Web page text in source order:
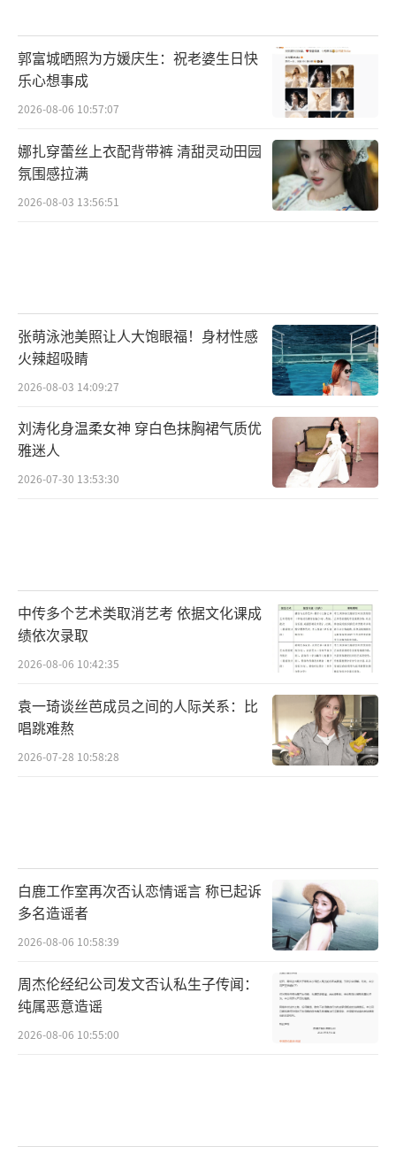
郭富城晒照为方媛庆生：祝老婆生日快
乐心想事成
2026-08-06 10:57:07
娜扎穿蕾丝上衣配背带裤 清甜灵动田园
氛围感拉满
2026-08-03 13:56:51
张萌泳池美照让人大饱眼福！身材性感
火辣超吸睛
2026-08-03 14:09:27
刘涛化身温柔女神 穿白色抹胸裙气质优
雅迷人
2026-07-30 13:53:30
中传多个艺术类取消艺考 依据文化课成
绩依次录取
2026-08-06 10:42:35
袁一琦谈丝芭成员之间的人际关系：比
唱跳难熬
2026-07-28 10:58:28
白鹿工作室再次否认恋情谣言 称已起诉
多名造谣者
2026-08-06 10:58:39
周杰伦经纪公司发文否认私生子传闻：
纯属恶意造谣
2026-08-06 10:55:00